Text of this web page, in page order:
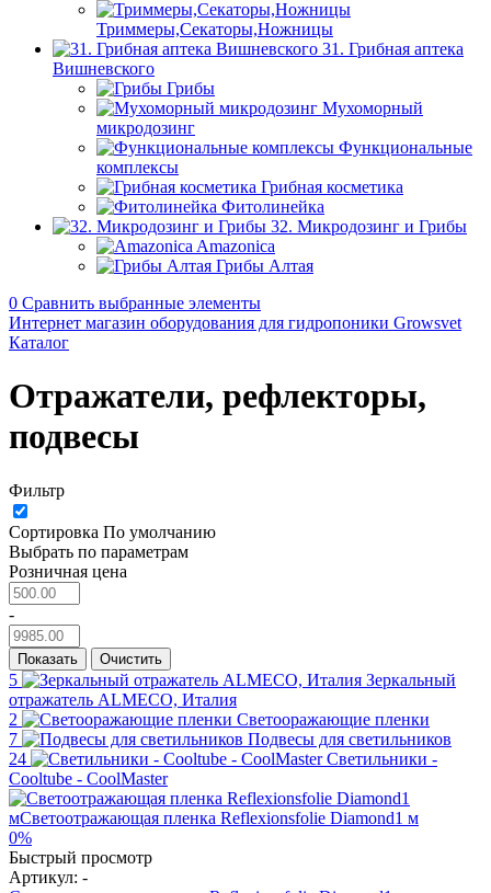
Триммеры,Секаторы,Ножницы
31. Грибная аптека
Вишневского
Грибы
Мухоморный
микродозинг
Функциональные
комплексы
Грибная косметика
Фитолинейка
32. Микродозинг и Грибы
Amazonica
Грибы Алтая
0 Сравнить выбранные элементы
Интернет магазин оборудования для гидропоники Growsvet
Каталог
Отражатели, рефлекторы,
подвесы
Фильтр
Сортировка По умолчанию
Выбрать по параметрам
Розничная цена
-
Показать Очистить
5
Зеркальный
отражатель ALMECO, Италия
2
Светооражающие пленки
7
Подвесы для светильников
24
Светильники -
Cooltube - CoolMaster
0%
Быстрый просмотр
Артикул: -